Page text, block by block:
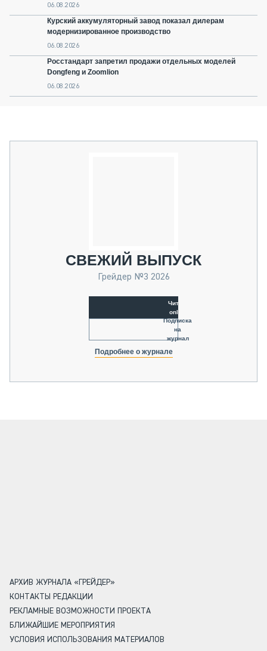
06.08.2026
Курский аккумуляторный завод показал дилерам
модернизированное производство
06.08.2026
Росстандарт запретил продажи отдельных моделей
Dongfeng и Zoomlion
06.08.2026
СВЕЖИЙ ВЫПУСК
Грейдер №3 2026
Читать
online
Подписка
на
журнал
Подробнее о журнале
АРХИВ ЖУРНАЛА «ГРЕЙДЕР»
КОНТАКТЫ РЕДАКЦИИ
РЕКЛАМНЫЕ ВОЗМОЖНОСТИ ПРОЕКТА
БЛИЖАЙШИЕ МЕРОПРИЯТИЯ
УСЛОВИЯ ИСПОЛЬЗОВАНИЯ МАТЕРИАЛОВ